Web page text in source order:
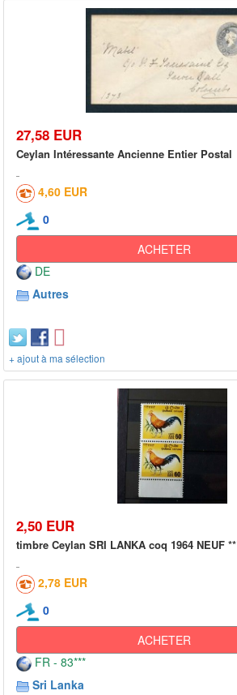
27,58 EUR
Ceylan Intéressante Ancienne Entier Postal
4,60 EUR
0
ACHETER
DE
Autres
+ ajout à ma sélection
2,50 EUR
timbre Ceylan SRI LANKA coq 1964 NEUF **
2,78 EUR
0
ACHETER
FR - 83***
Sri Lanka